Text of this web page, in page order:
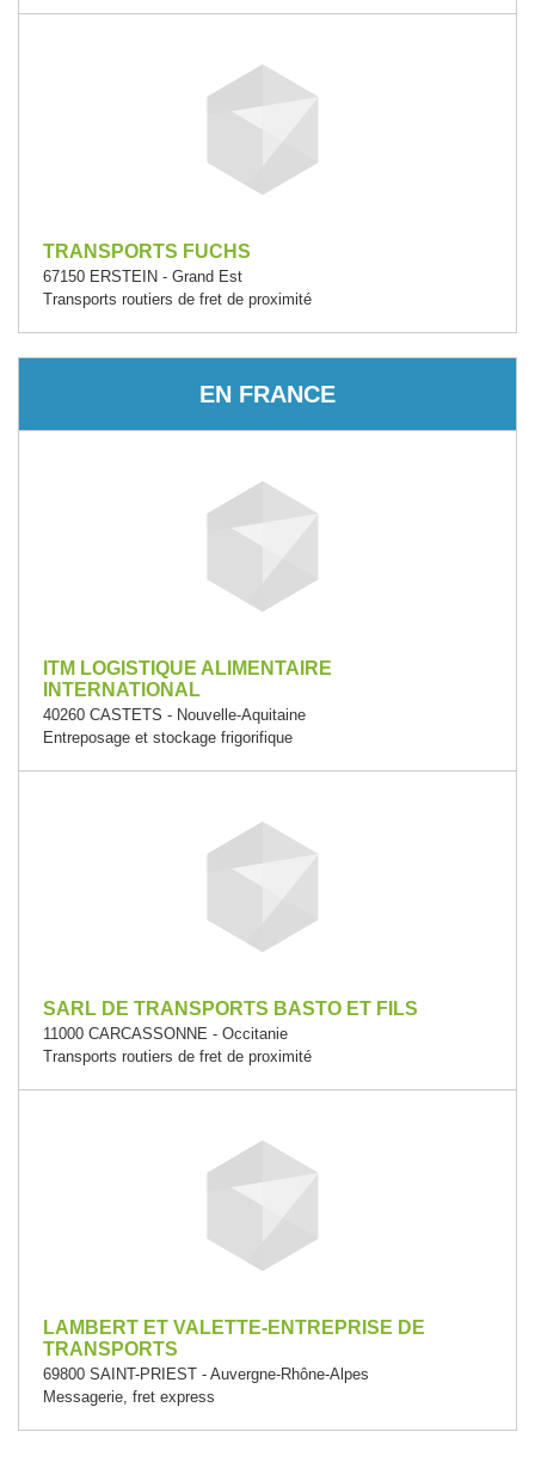
TRANSPORTS FUCHS
67150 ERSTEIN - Grand Est
Transports routiers de fret de proximité
EN FRANCE
ITM LOGISTIQUE ALIMENTAIRE
INTERNATIONAL
40260 CASTETS - Nouvelle-Aquitaine
Entreposage et stockage frigorifique
SARL DE TRANSPORTS BASTO ET FILS
11000 CARCASSONNE - Occitanie
Transports routiers de fret de proximité
LAMBERT ET VALETTE-ENTREPRISE DE
TRANSPORTS
69800 SAINT-PRIEST - Auvergne-Rhône-Alpes
Messagerie, fret express